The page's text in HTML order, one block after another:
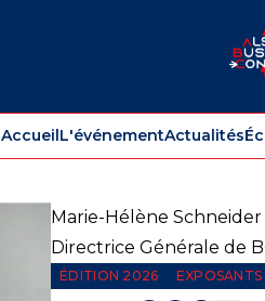
AccueilL'événementActualités
Marie-Hélène Schneider
Directrice Générale de
ÉDITION 2026 EXPOSANTS